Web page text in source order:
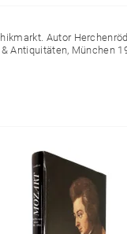
Autor
Antiquitäten, München